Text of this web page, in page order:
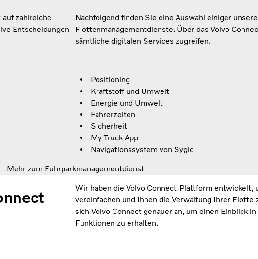
zahlreiche
Entscheidungen
Nachfolgend finden Sie eine Auswahl einiger
Flottenmanagementdienste. Über das Volvo
sämtliche digitalen Services zugreifen.
Positioning
Kraftstoff und Umwelt
Energie und Umwelt
Fahrerzeiten
Sicherheit
My Truck App
Navigationssystem von Sygic
Mehr zum Fuhrparkmanagementdienst
Wir haben die Volvo Connect-Plattform entwickelt,
vereinfachen und Ihnen die Verwaltung Ihrer Flotte
sich Volvo Connect genauer an, um einen Einblick
Funktionen zu erhalten.